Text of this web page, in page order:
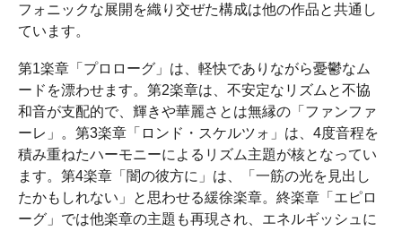
フォニックな展開を織り交ぜた構成は他の作品と共通し
ています。
第1楽章「プロローグ」は、軽快でありながら憂鬱なム
ードを漂わせます。第2楽章は、不安定なリズムと不協
和音が支配的で、輝きや華麗さとは無縁の「ファンファ
ーレ」。第3楽章「ロンド・スケルツォ」は、4度音程を
積み重ねたハーモニーによるリズム主題が核となってい
ます。第4楽章「闇の彼方に」は、「一筋の光を見出し
たかもしれない」と思わせる緩徐楽章。終楽章「エピロ
ーグ」では他楽章の主題も再現され、エネルギッシュに